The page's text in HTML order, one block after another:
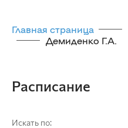
Главная страница
Демиденко Г.А.
Расписание
Искать по: